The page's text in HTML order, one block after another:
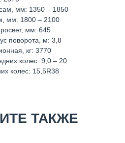
мм: 1350 – 1850
мм: 1800 – 2100
мм: 645
поворота, м: 3,8
кг: 3770
колес: 9,0 – 20
колес: 15,5R38
ТАКЖЕ